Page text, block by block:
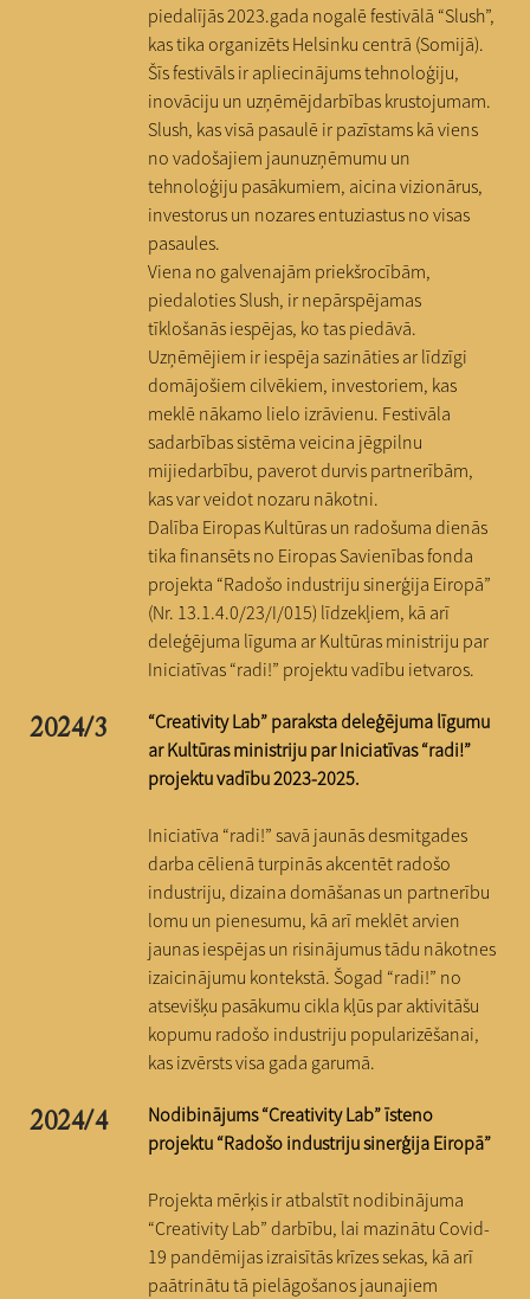
piedalījās 2023.gada nogalē festivālā “Slush”,
kas tika organizēts Helsinku centrā (Somijā).
Šīs festivāls ir apliecinājums tehnoloģiju,
inovāciju un uzņēmējdarbības krustojumam.
Slush, kas visā pasaulē ir pazīstams kā viens
no vadošajiem jaunuzņēmumu un
tehnoloģiju pasākumiem, aicina vizionārus,
investorus un nozares entuziastus no visas
pasaules.
Viena no galvenajām priekšrocībām,
piedaloties Slush, ir nepārspējamas
tīklošanās iespējas, ko tas piedāvā.
Uzņēmējiem ir iespēja sazināties ar līdzīgi
domājošiem cilvēkiem, investoriem, kas
meklē nākamo lielo izrāvienu. Festivāla
sadarbības sistēma veicina jēgpilnu
mijiedarbību, paverot durvis partnerībām,
kas var veidot nozaru nākotni.
Dalība Eiropas Kultūras un radošuma dienās
tika finansēts no Eiropas Savienības fonda
projekta “Radošo industriju sinerģija Eiropā”
(Nr. 13.1.4.0/23/I/015) līdzekļiem, kā arī
deleģējuma līguma ar Kultūras ministriju par
Iniciatīvas “radi!” projektu vadību ietvaros.
2024/3
“Creativity Lab” paraksta deleģējuma līgumu
ar Kultūras ministriju par Iniciatīvas “radi!”
projektu vadību 2023-2025.
Iniciatīva “radi!” savā jaunās desmitgades
darba cēlienā turpinās akcentēt radošo
industriju, dizaina domāšanas un partnerību
lomu un pienesumu, kā arī meklēt arvien
jaunas iespējas un risinājumus tādu nākotnes
izaicinājumu kontekstā. Šogad “radi!” no
atsevišķu pasākumu cikla kļūs par aktivitāšu
kopumu radošo industriju popularizēšanai,
kas izvērsts visa gada garumā.
2024/4
Nodibinājums “Creativity Lab” īsteno
projektu “Radošo industriju sinerģija Eiropā”​
Projekta mērķis ir atbalstīt nodibinājuma
“Creativity Lab” darbību, lai mazinātu Covid-
19 pandēmijas izraisītās krīzes sekas, kā arī
paātrinātu tā pielāgošanos jaunajiem